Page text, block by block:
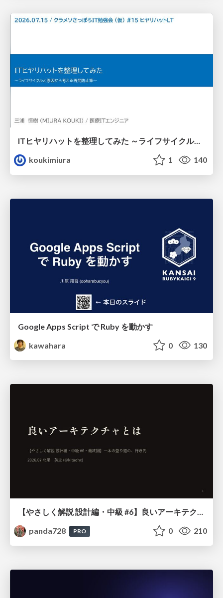
ITヒヤリハットを整理してみた ～ライフサイクルと原因から考える再発防止策～
koukimiura
1 140
Google Apps Script で Ruby を動かす
kawahara
0 130
【やさしく解説 設計編・中級 #6】良いアーキテクチャとは ～ 一本の登り道の、行き先 ～
panda728
PRO 0 210